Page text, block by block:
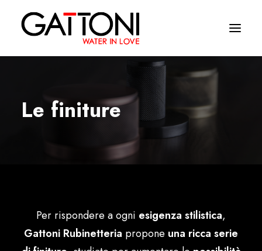
Environments
Where to buy
Contacts
Le finiture
Per rispondere a ogni esigenza stilistica,
Gattoni Rubinetteria propone una ricca serie